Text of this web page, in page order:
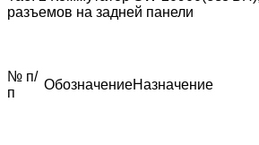
разъемов на задней панели
№ п/
п
ОбозначениеНазначение